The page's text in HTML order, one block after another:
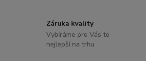
Záruka kvality
Vybíráme pro Vás to
nejlepší na trhu